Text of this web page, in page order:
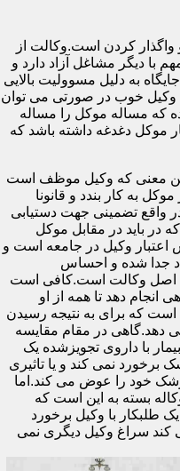
کردن است.وکالت از
با دیگر مشاغل آزاد دارد و
به دلیل مسوولیت بالایی
وکیل خوب در صورتی می توان
که مساله موکل را مساله
دغدغه داشته باشد که
معنی که وکیل موظف است
به کار بندد و قانونا
واقع تضمینی جهت دستیابی
در باید در مقابل موکل
اعتبار وکیل در جامعه است و
جدا شده و احساس
اصل وکالت است.کافی است
انجام دهد تا همه از او
است که برای به نتیجه رسیدن
دهد.گاهی در مقام مقایسه
با داروی تجویزشده یک
برخورد نمی کند و یا تاثیری
پزشک خود را عوض می کند.اما
بسته به این است که
طلبکار با وکیل برخورد
کند سراغ وکیل دیگری نمی